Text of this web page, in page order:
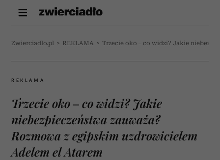
Zwierciadlo.pl > REKLAMA > Trzecie oko – co widzi? Jakie
REKLAMA
Trzecie oko – co widzi? Jakie
niebezpieczeństwa zauważa?
Rozmowa z egipskim uzdrowicielem
Adelem el Atarem